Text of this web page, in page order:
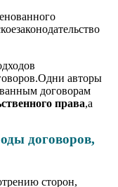
авторы
договорам
права,а
договоров,
сторон,